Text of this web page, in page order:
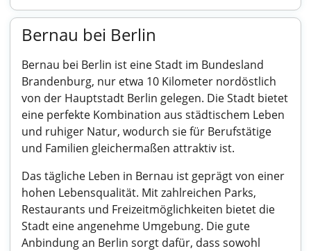
Bernau bei Berlin
Bernau bei Berlin ist eine Stadt im Bundesland
Brandenburg, nur etwa 10 Kilometer nordöstlich
von der Hauptstadt Berlin gelegen. Die Stadt bietet
eine perfekte Kombination aus städtischem Leben
und ruhiger Natur, wodurch sie für Berufstätige
und Familien gleichermaßen attraktiv ist.
Das tägliche Leben in Bernau ist geprägt von einer
hohen Lebensqualität. Mit zahlreichen Parks,
Restaurants und Freizeitmöglichkeiten bietet die
Stadt eine angenehme Umgebung. Die gute
Anbindung an Berlin sorgt dafür, dass sowohl